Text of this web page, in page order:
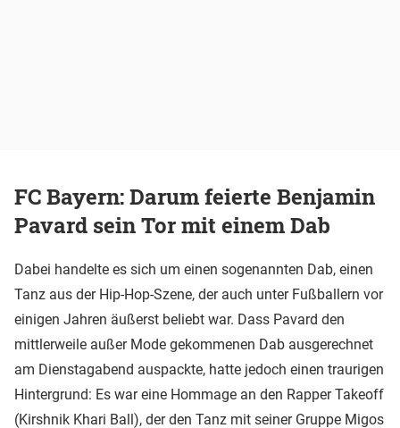
FC Bayern: Darum feierte Benjamin
Pavard sein Tor mit einem Dab
Dabei handelte es sich um einen sogenannten Dab, einen
Tanz aus der Hip-Hop-Szene, der auch unter Fußballern vor
einigen Jahren äußerst beliebt war. Dass Pavard den
mittlerweile außer Mode gekommenen Dab ausgerechnet
am Dienstagabend auspackte, hatte jedoch einen traurigen
Hintergrund: Es war eine Hommage an den Rapper Takeoff
(Kirshnik Khari Ball), der den Tanz mit seiner Gruppe Migos